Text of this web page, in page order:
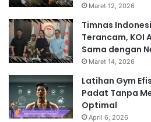
Maret 12, 2026
Timnas
Terancam, KOI
Sama dengan
Maret 14, 2026
Latihan Gym
Padat Tanpa
Optimal
April 6, 2026